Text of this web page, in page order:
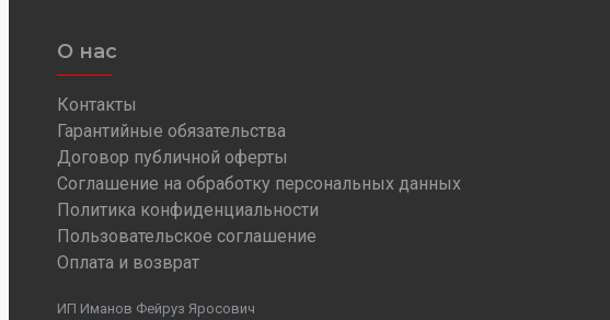
О нас
Контакты
Гарантийные обязательства
Договор публичной оферты
Соглашение на обработку персональных данных
Политика конфиденциальности
Пользовательское соглашение
Оплата и возврат
ИП Иманов Фейруз Яросович